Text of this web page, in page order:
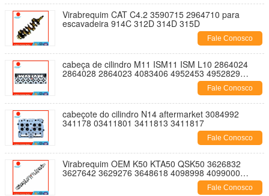
Virabrequim CAT C4.2 3590715 2964710 para
escavadeira 914C 312D 314D 315D
Fale Conosco
cabeça de cilindro M11 ISM11 ISM L10 2864024
2864028 2864023 4083406 4952453 4952829
Fale Conosco
cabeçote do cilindro N14 aftermarket 3084992
341178 03411801 3411813 3411817
Fale Conosco
Virabrequim OEM K50 KTA50 QSK50 3626832
3627642 3629276 3648618 4098998 4099000
4098997 3176426 3179928 3628873 Fale Conosco